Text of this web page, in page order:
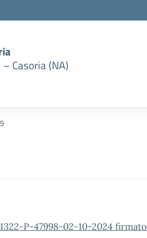
Casoria (NA)
P-47998-02-10-2024 firmato